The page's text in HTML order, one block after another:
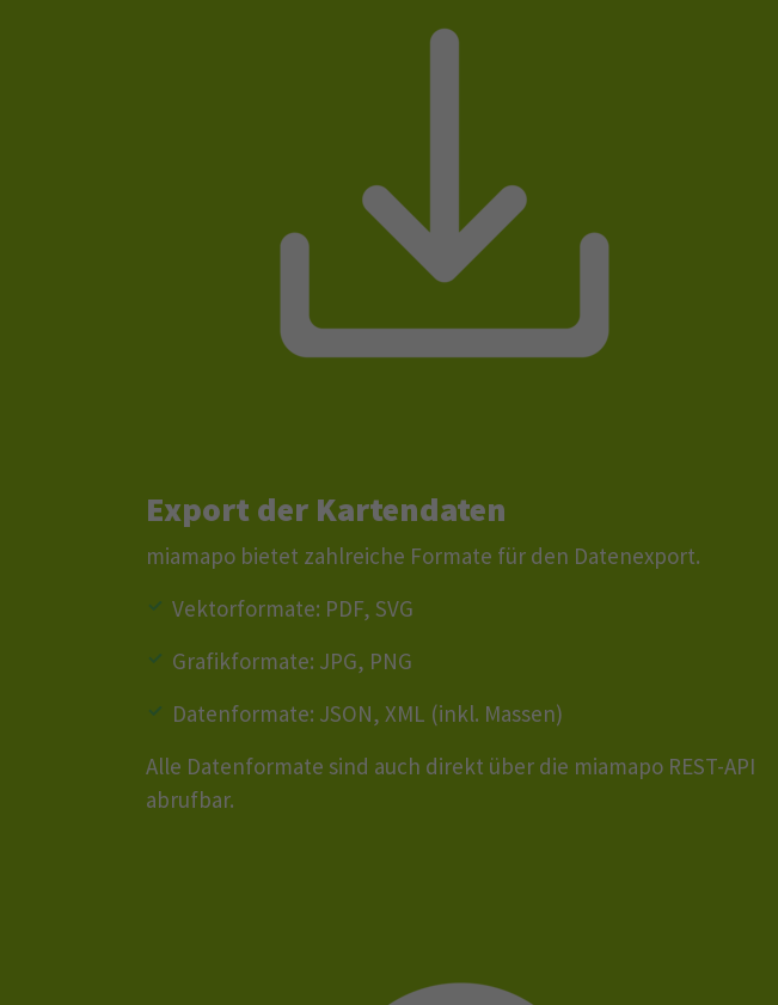
Export der Kartendaten
miamapo bietet zahlreiche Formate für den Datenexport.
Vektorformate: PDF, SVG
Grafikformate: JPG, PNG
Datenformate: JSON, XML (inkl. Massen)
Alle Datenformate sind auch direkt über die miamapo REST-API
abrufbar.